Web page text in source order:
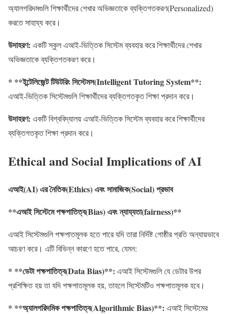
অ্যালগরিদমগুলি শিক্ষার্থীদের শেখার অভিজ্ঞতাকে ব্যক্তিগতকরণ(Personalized)
করতে সাহায্য করে।
উদাহরণ: একটি স্কুল এআই-ভিত্তিক সিস্টেম ব্যবহার করে শিক্ষার্থীদের শেখার
অভিজ্ঞতাকে ব্যক্তিগতকরণ করে।
* **ইন্টেলিজেন্টটিউটরিংসিস্টেমস(Intelligent Tutoring System**:
এআই-ভিত্তিক সিস্টেমগুলি শিক্ষার্থীদের ব্যক্তিগতকৃত শিক্ষা প্রদান করে।
উদাহরণ: একটি বিশ্ববিদ্যালয় এআই-ভিত্তিক সিস্টেম ব্যবহার করে শিক্ষার্থীদের
ব্যক্তিগতকৃত শিক্ষা প্রদান করে।
Ethical and Social Implications of AI
এআই(AI)এরনৈতিক(Ethics)এবংসামাজিক(Social)প্রভাব
**এআইসিস্টেমেপক্ষপাতিত্ব(Bias)এবংন্যায্যতা(fairness)**
এআই সিস্টেমগুলি পক্ষপাতমূলক হতে পারে যদি তারা নির্দিষ্ট গোষ্ঠীর প্রতি অন্যায়ভাবে
আচরণ করে। এটি বিভিন্ন কারণে হতে পারে, যেমন:
* **ডেটাপক্ষপাতিত্ব(Data Bias)**: এআই সিস্টেমগুলি যে ডেটার উপর
প্রশিক্ষিত হয় তা যদি পক্ষপাতমূলক হয়, তাহলে সিস্টেমটিও পক্ষপাতমূলক হবে।
* **অ্যালগরিদমিকপক্ষপাতিত্ব(Algorithmic Bias)**: এআই সিস্টেমের